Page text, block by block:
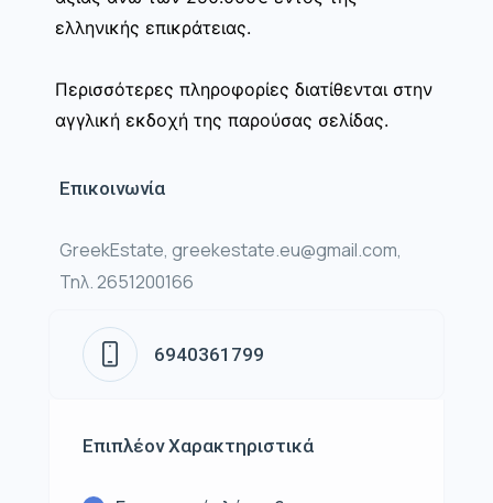
ελληνικής επικράτειας.
Περισσότερες πληροφορίες διατίθενται στην
αγγλική εκδοχή της παρούσας σελίδας.
Επικοινωνία
GreekEstate, greekestate.eu@gmail.com,
Τηλ. 2651200166
6940361799
Επιπλέον Χαρακτηριστικά